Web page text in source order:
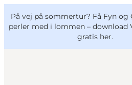
På vej på sommertur? Få Fyn og
perler med i lommen – download
gratis her.
VisitFyn
Deutsch